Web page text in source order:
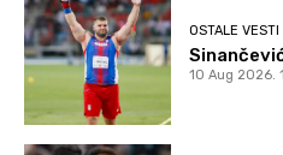
OSTALE VESTI
10 Aug 2026.